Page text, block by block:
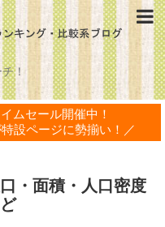
！
ムセール開催中！
設ページに勢揃い！／
・面積・人口密度